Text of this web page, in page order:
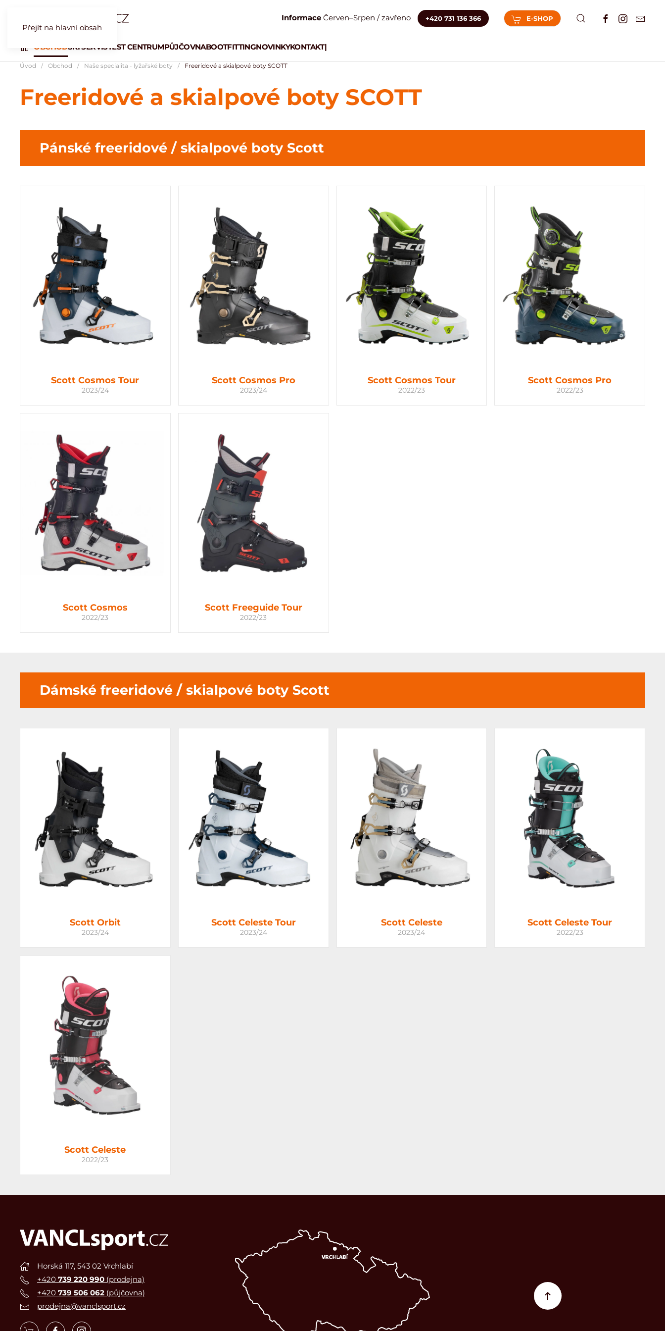
Přejít na hlavní obsah
Informace Červen–Srpen / zavřeno +420 731 136 366 E-SHOP
OBCHODSKI SERVISTEST CENTRUMPŮJČOVNABOOTFITTINGNOVINKYKONTAKT|
Úvod Obchod Naše specialita - lyžařské boty Freeridové a skialpové boty SCOTT
Freeridové a skialpové boty SCOTT
Pánské freeridové / skialpové boty Scott
Scott Cosmos Tour
2023/24
Scott Cosmos Pro
2023/24
Scott Cosmos Tour
2022/23
Scott Cosmos Pro
2022/23
Scott Cosmos
2022/23
Scott Freeguide Tour
2022/23
Dámské freeridové / skialpové boty Scott
Scott Orbit
2023/24
Scott Celeste Tour
2023/24
Scott Celeste
2023/24
Scott Celeste Tour
2022/23
Scott Celeste
2022/23
Horská 117, 543 02 Vrchlabí
+420 739 220 990 (prodejna)
+420 739 506 062 (půjčovna)
prodejna@vanclsport.cz